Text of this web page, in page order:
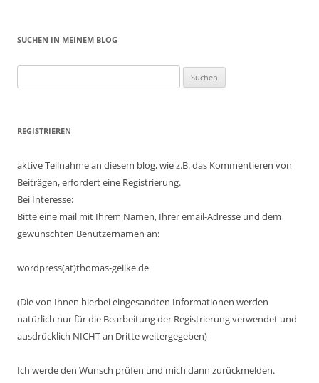
SUCHEN IN MEINEM BLOG
nach:
REGISTRIEREN
aktive Teilnahme an diesem blog, wie z.B. das Kommentieren von
Beiträgen, erfordert eine Registrierung.
Bei Interesse:
Bitte eine mail mit Ihrem Namen, Ihrer email-Adresse und dem
gewünschten Benutzernamen an:
wordpress(at)thomas-geilke.de
(Die von Ihnen hierbei eingesandten Informationen werden
natürlich nur für die Bearbeitung der Registrierung verwendet und
ausdrücklich NICHT an Dritte weitergegeben)
Ich werde den Wunsch prüfen und mich dann zurückmelden.